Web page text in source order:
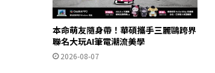
本命萌友隨身帶！華碩攜手三麗鷗跨界
聯名大玩AI筆電潮流美學
2026-08-07